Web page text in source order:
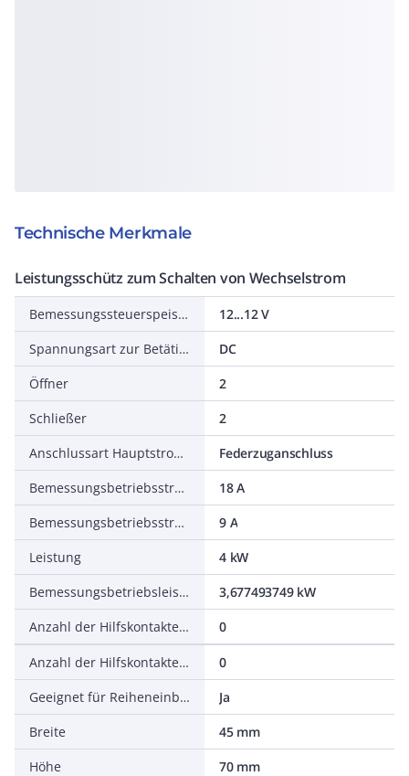
Technische Merkmale
Leistungsschütz zum Schalten von Wechselstrom
Bemessungssteuerspeisespannung DC
12...12 V
Spannungsart zur Betätigung
DC
Öffner
2
Schließer
2
Anschlussart Hauptstromkreis
Federzuganschluss
Bemessungsbetriebsstrom Ie bei AC-1, 400 V
18 A
Bemessungsbetriebsstrom Ie bei AC-3, 400 V
9 A
Leistung
4 kW
Bemessungsbetriebsleistung NEMA
3,677493749 kW
Anzahl der Hilfskontakte als Schließer
0
Anzahl der Hilfskontakte als Öffner
0
Geeignet für Reiheneinbau
Ja
Breite
45 mm
Höhe
70 mm